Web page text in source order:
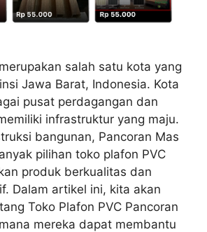
salah satu kota yang
Jawa Barat, Indonesia. Kota
pusat perdagangan dan
infrastruktur yang maju.
bangunan, Pancoran Mas
pilihan toko plafon PVC
produk berkualitas dan
Dalam artikel ini, kita akan
Toko Plafon PVC Pancoran
mereka dapat membantu